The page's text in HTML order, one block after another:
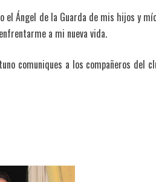
el Ángel de la Guarda de mis hijos y
a mi nueva vida.
comuniques a los compañeros del